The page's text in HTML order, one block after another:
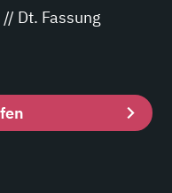
Dt. Fassung